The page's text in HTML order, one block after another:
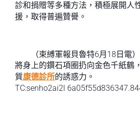
診和捐贈等多種方法，積極展開人
援，取得普遍贊譽。
（束縛軍報貝魯特6月18日電）
將身上的鑽石項圈扔向金色千紙鶴
質康德診所的誘惑力。
TC:senho2ai2l